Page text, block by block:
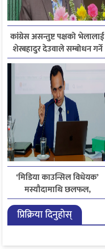
कांग्रेस असन्तुष्ट पक्षको भेलालाई
शेरबहादुर देउवाले सम्बोधन गर्ने
‘मिडिया काउन्सिल विधेयक’
मस्यौदामाथि छलफल,
एआईदेखि पत्रकारको
लाइसेन्ससम्मका विषयमा
सुझाव
प्रिक्रिया दिनुहोस्